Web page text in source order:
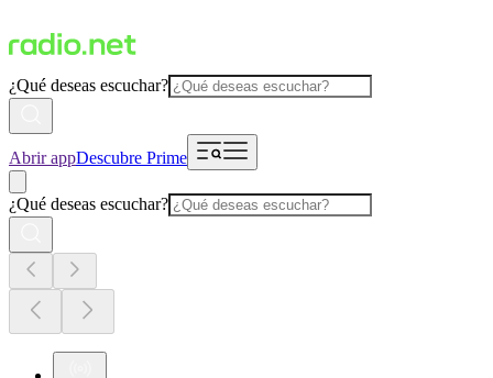
¿Qué deseas escuchar?
Abrir appDescubre Prime
¿Qué deseas escuchar?